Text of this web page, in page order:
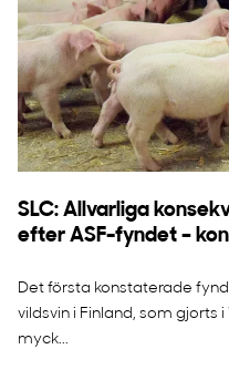
SLC: Allvarliga
efter ASF-fyndet –
Det första konstaterade
vildsvin i Finland, som gjorts
myck...